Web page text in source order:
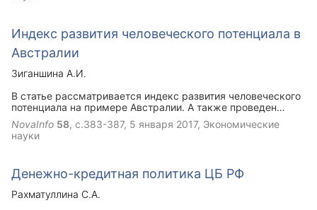
Индекс развития человеческого потенциала в
Австралии
Зиганшина А.И.
В статье рассматривается индекс развития человеческого
потенциала на примере Австралии. А также проведен
анализ и сравнение особенностей изменения и развития
этой страны на несколько лет.
NovaInfo 58, с.383-387, 5 января 2017, Экономические
науки
Денежно-кредитная политика ЦБ РФ
Рахматуллина С.А.